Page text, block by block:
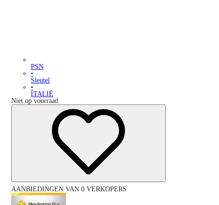
PSN
•
Sleutel
•
ITALIË
Niet op voorraad
AANBIEDINGEN VAN 0 VERKOPERS